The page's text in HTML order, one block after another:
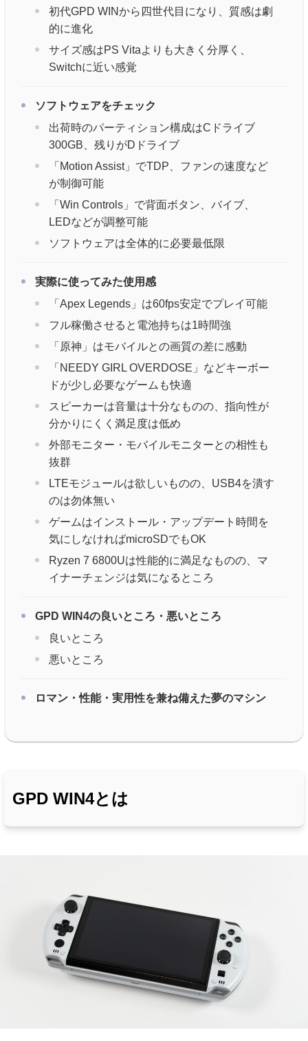
初代GPD WINから四世代目になり、質感は劇
的に進化
サイズ感はPS Vitaよりも大きく分厚く、
Switchに近い感覚
ソフトウェアをチェック
出荷時のパーティション構成はCドライブ
300GB、残りがDドライブ
「Motion Assist」でTDP、ファンの速度など
が制御可能
「Win Controls」で背面ボタン、バイブ、
LEDなどが調整可能
ソフトウェアは全体的に必要最低限
実際に使ってみた使用感
「Apex Legends」は60fps安定でプレイ可能
フル稼働させると電池持ちは1時間強
「原神」はモバイルとの画質の差に感動
「NEEDY GIRL OVERDOSE」などキーボー
ドが少し必要なゲームも快適
スピーカーは音量は十分なものの、指向性が
分かりにくく満足度は低め
外部モニター・モバイルモニターとの相性も
抜群
LTEモジュールは欲しいものの、USB4を潰す
のは勿体無い
ゲームはインストール・アップデート時間を
気にしなければmicroSDでもOK
Ryzen 7 6800Uは性能的に満足なものの、マ
イナーチェンジは気になるところ
GPD WIN4の良いところ・悪いところ
良いところ
悪いところ
ロマン・性能・実用性を兼ね備えた夢のマシン
GPD WIN4とは